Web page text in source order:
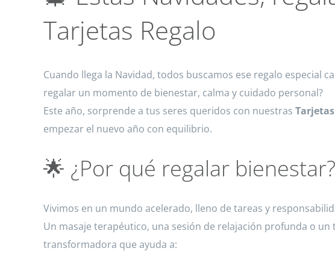
Tarjetas Regalo
Cuando llega la Navidad, todos buscamos ese regalo especial
regalar un momento de bienestar, calma y cuidado personal?
Este año, sorprende a tus seres queridos con nuestras
empezar el nuevo año con equilibrio.
🌟 ¿Por qué regalar bienestar?
Vivimos en un mundo acelerado, lleno de tareas y
Un masaje terapéutico, una sesión de relajación profunda o
transformadora que ayuda a: